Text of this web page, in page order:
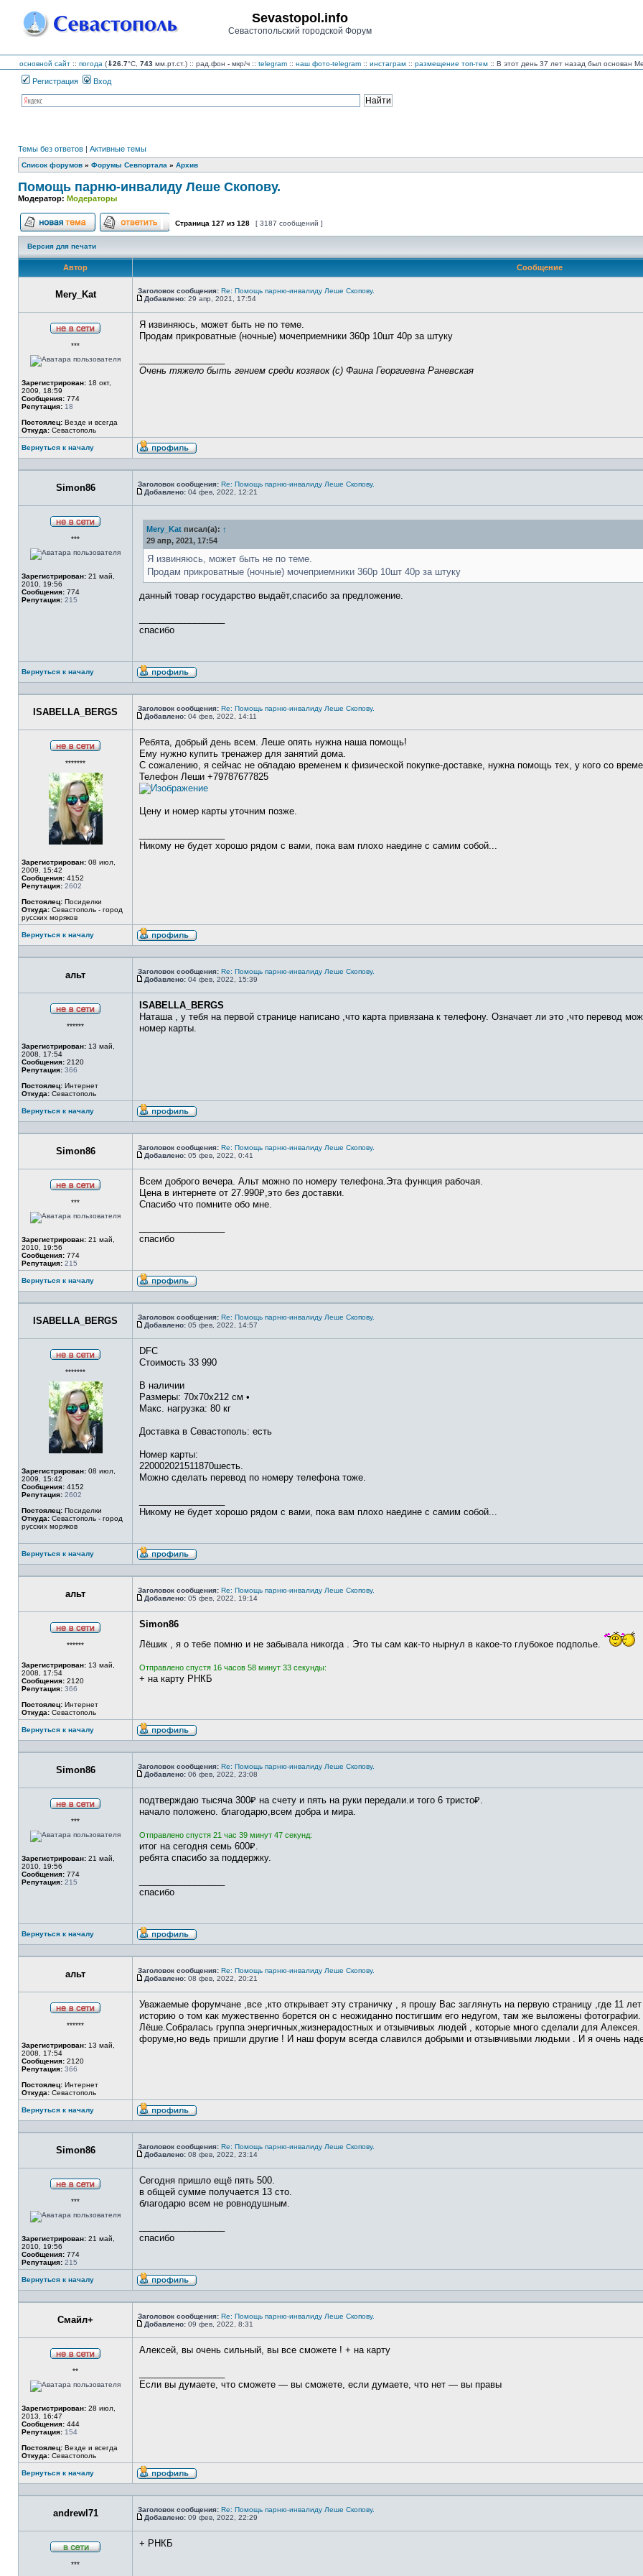
Sevastopol.info
Севастопольский городской Форум
основной сайт :: погода (⇓26.7°C, 743 мм.рт.ст.) :: рад.фон - мкр/ч :: telegram :: наш фото-telegram :: инстаграм :: размещение топ-тем :: В этот день 37 лет назад был основан
Регистрация Вход
Темы без ответов | Активные темы
Список форумов » Форумы Севпортала » Архив
Помощь парню-инвалиду Леше Скопову.
Модератор: Модераторы
Начать новую тему Ответить на тему
Страница 127 из 128 [ 3187 сообщений ]
Версия для печати
Автор Сообщение
Mery_Kat Заголовок сообщения: Re: Помощь парню-инвалиду Леше Скопову.
Сообщение
Добавлено: 29 апр, 2021, 17:54
***
Зарегистрирован: 18 окт,
2009, 18:59
Сообщения: 774
Репутация: 18
Постоялец: Везде и всегда
Откуда: Севастополь
Я извиняюсь, может быть не по теме.
Продам прикроватные (ночные) мочеприемники 360р 10шт 40р за штуку
Очень тяжело быть гением среди козявок (с) Фаина Георгиевна Раневская
Вернуться к началу
Профиль
Simon86 Заголовок сообщения: Re: Помощь парню-инвалиду Леше Скопову.
Сообщение
Добавлено: 04 фев, 2022, 12:21
***
Зарегистрирован: 21 май,
2010, 19:56
Сообщения: 774
Репутация: 215
Mery_Kat писал(а): ↑
29 апр, 2021, 17:54
Я извиняюсь, может быть не по теме.
Продам прикроватные (ночные) мочеприемники 360р 10шт 40р за штуку
данный товар государство выдаёт,спасибо за предложение.
спасибо
Вернуться к началу
Профиль
ISABELLA_BERGS Заголовок сообщения: Re: Помощь парню-инвалиду Леше Скопову.
Сообщение
Добавлено: 04 фев, 2022, 14:11
сети
*******
Зарегистрирован: 08 июл,
2009, 15:42
Сообщения: 4152
Репутация: 2602
Постоялец: Посиделки
Откуда: Севастополь - город
русских моряков
Ребята, добрый день всем. Леше опять нужна наша помощь!
Ему нужно купить тренажер для занятий дома.
С сожалению, я сейчас не обладаю временем к физической покупке-доставке, нужна помощь тех, у кого со
Телефон Леши +79787677825
Цену и номер карты уточним позже.
Никому не будет хорошо рядом с вами, пока вам плохо наедине с самим собой...
Вернуться к началу
Профиль
альт Заголовок сообщения: Re: Помощь парню-инвалиду Леше Скопову.
Сообщение
Добавлено: 04 фев, 2022, 15:39
******
Зарегистрирован: 13 май,
2008, 17:54
Сообщения: 2120
Репутация: 366
Постоялец: Интернет
Откуда: Севастополь
ISABELLA_BERGS
Наташа , у тебя на первой странице написано ,что карта привязана к телефону. Означает ли это ,что перевод
номер карты.
Вернуться к началу
Профиль
Simon86 Заголовок сообщения: Re: Помощь парню-инвалиду Леше Скопову.
Сообщение
Добавлено: 05 фев, 2022, 0:41
***
Зарегистрирован: 21 май,
2010, 19:56
Сообщения: 774
Репутация: 215
Всем доброго вечера. Альт можно по номеру телефона.Эта функция рабочая.
Цена в интернете от 27.990₽,это без доставки.
Спасибо что помните обо мне.
спасибо
Вернуться к началу
Профиль
ISABELLA_BERGS Заголовок сообщения: Re: Помощь парню-инвалиду Леше Скопову.
Сообщение
Добавлено: 05 фев, 2022, 14:57
сети
*******
Зарегистрирован: 08 июл,
2009, 15:42
Сообщения: 4152
Репутация: 2602
Постоялец: Посиделки
Откуда: Севастополь - город
русских моряков
DFC
Стоимость 33 990
В наличии
Размеры: 70x70x212 см •
Макс. нагрузка: 80 кг
Доставка в Севастополь: есть
Номер карты:
220002021511870шесть.
Можно сделать перевод по номеру телефона тоже.
Никому не будет хорошо рядом с вами, пока вам плохо наедине с самим собой...
Вернуться к началу
Профиль
альт Заголовок сообщения: Re: Помощь парню-инвалиду Леше Скопову.
Сообщение
Добавлено: 05 фев, 2022, 19:14
******
Зарегистрирован: 13 май,
2008, 17:54
Сообщения: 2120
Репутация: 366
Постоялец: Интернет
Откуда: Севастополь
Simon86
Лёшик , я о тебе помню и не забывала никогда . Это ты сам как-то нырнул в какое-то глубокое подполье.
Отправлено спустя 16 часов 58 минут 33 секунды:
+ на карту РНКБ
Вернуться к началу
Профиль
Simon86 Заголовок сообщения: Re: Помощь парню-инвалиду Леше Скопову.
Сообщение
Добавлено: 06 фев, 2022, 23:08
***
Зарегистрирован: 21 май,
2010, 19:56
Сообщения: 774
Репутация: 215
подтверждаю тысяча 300₽ на счету и пять на руки передали.и того 6 тристо₽.
начало положено. благодарю,всем добра и мира.
Отправлено спустя 21 час 39 минут 47 секунд:
итог на сегодня семь 600₽.
ребята спасибо за поддержку.
спасибо
Вернуться к началу
Профиль
альт Заголовок сообщения: Re: Помощь парню-инвалиду Леше Скопову.
Сообщение
Добавлено: 08 фев, 2022, 20:21
******
Зарегистрирован: 13 май,
2008, 17:54
Сообщения: 2120
Репутация: 366
Постоялец: Интернет
Откуда: Севастополь
Уважаемые форумчане ,все ,кто открывает эту страничку , я прошу Вас заглянуть на первую страницу ,где 11
историю о том как мужественно борется он с неожиданно постигшим его недугом, там же выложены
Лёше.Собралась группа энергичных,жизнерадостных и отзывчивых людей , которые много сделали для
форуме,но ведь пришли другие ! И наш форум всегда славился добрыми и отзывчивыми людьми . И я очень
Вернуться к началу
Профиль
Simon86 Заголовок сообщения: Re: Помощь парню-инвалиду Леше Скопову.
Сообщение
Добавлено: 08 фев, 2022, 23:14
***
Зарегистрирован: 21 май,
2010, 19:56
Сообщения: 774
Репутация: 215
Сегодня пришло ещё пять 500.
в общей сумме получается 13 сто.
благодарю всем не ровнодушным.
спасибо
Вернуться к началу
Профиль
Смайл+ Заголовок сообщения: Re: Помощь парню-инвалиду Леше Скопову.
Сообщение
Добавлено: 09 фев, 2022, 8:31
**
Зарегистрирован: 28 июл,
2013, 16:47
Сообщения: 444
Репутация: 154
Постоялец: Везде и всегда
Откуда: Севастополь
Алексей, вы очень сильный, вы все сможете ! + на карту
Если вы думаете, что сможете — вы сможете, если думаете, что нет — вы правы
Вернуться к началу
Профиль
andrewl71 Заголовок сообщения: Re: Помощь парню-инвалиду Леше Скопову.
Сообщение
Добавлено: 09 фев, 2022, 22:29
***
+ РНКБ